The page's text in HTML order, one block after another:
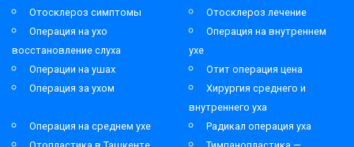
Отосклероз симптомы
Отосклероз лечение
Операция на ухо
восстановление слуха
Операция на внутреннем
ухе
Операции на ушах
Отит операция цена
Операция за ухом
Хирургия среднего и
внутреннего уха
Операция на среднем ухе
Радикал операция уха